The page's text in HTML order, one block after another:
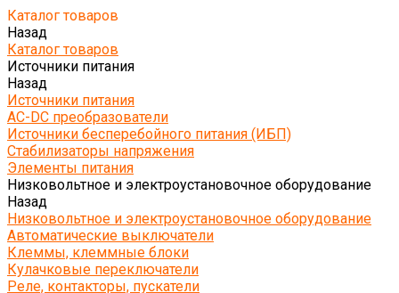
Каталог товаров
Назад
Каталог товаров
Источники питания
Назад
Источники питания
AC-DC преобразователи
Источники бесперебойного питания (ИБП)
Стабилизаторы напряжения
Элементы питания
Низковольтное и электроустановочное оборудование
Назад
Низковольтное и электроустановочное оборудование
Автоматические выключатели
Клеммы, клеммные блоки
Кулачковые переключатели
Реле, контакторы, пускатели